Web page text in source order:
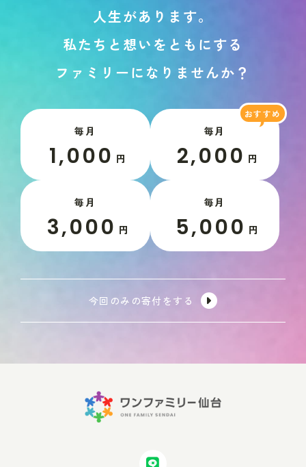
人生があ り ま す。
私た ち と 想い を と も にする
フ ァ ミ リ ーに な り ま せんか ？
毎月
1,000 円
毎月
2,000 円
毎月
3,000 円
毎月
5,000 円
今回のみの寄付をする